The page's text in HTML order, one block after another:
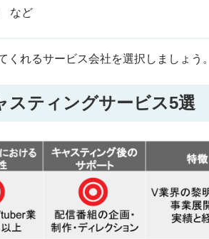
など
くれるサービス会社を選択しましょう。
スティングサービス5選